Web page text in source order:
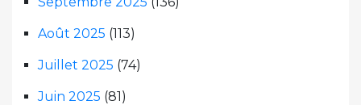
Août 2025 (113)
Juillet 2025 (74)
Juin 2025 (81)